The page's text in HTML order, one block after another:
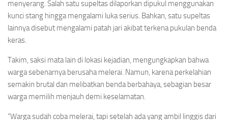
menyerang. Salah satu supeltas dilaporkan dipukul menggunakan
kunci stang hingga mengalami luka serius. Bahkan, satu supeltas
lainnya disebut mengalami patah jari akibat terkena pukulan benda
keras.
Takim, saksi mata lain di lokasi kejadian, mengungkapkan bahwa
warga sebenarnya berusaha melerai. Namun, karena perkelahian
semakin brutal dan melibatkan benda berbahaya, sebagian besar
warga memilih menjauh demi keselamatan.
“Warga sudah coba melerai, tapi setelah ada yang ambil linggis dari